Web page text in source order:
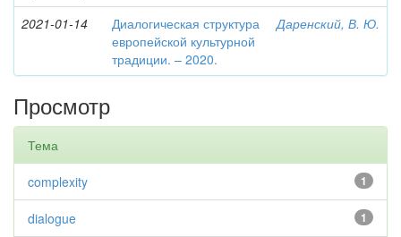
2021-01-14
Диалогическая структура
европейской культурной
традиции. – 2020.
Даренский, В. Ю.
Просмотр
Тема
1
complexity
1
dialogue